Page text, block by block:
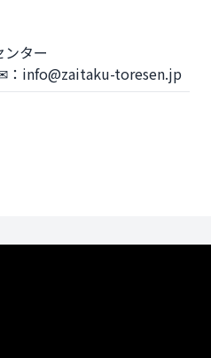
ター
info@zaitaku-toresen.jp